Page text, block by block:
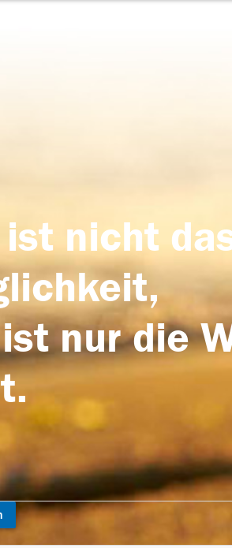
ist nicht
nur die